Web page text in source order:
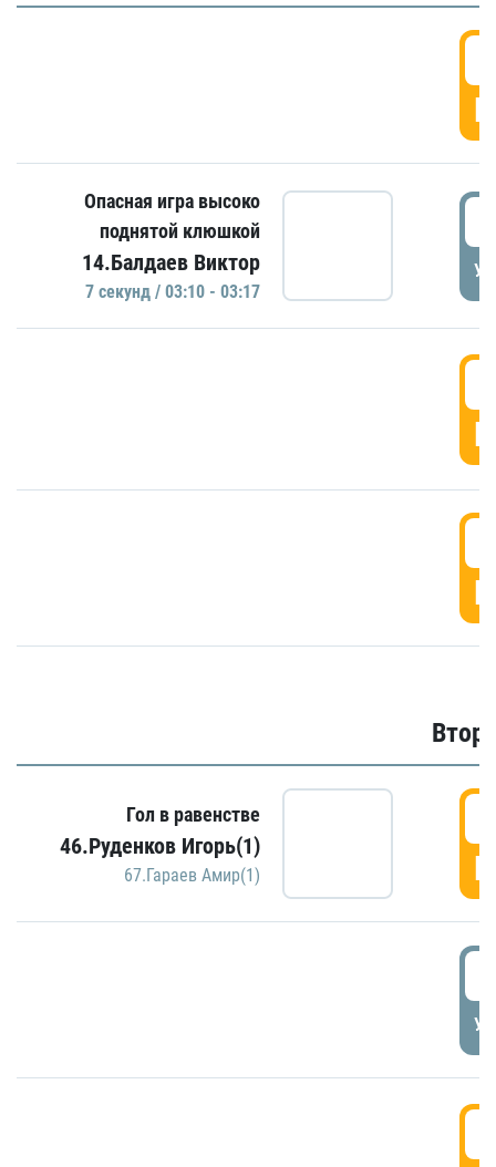
Опасная игра высоко
поднятой клюшкой
14.Балдаев Виктор
7 секунд / 03:10 - 03:17
Гол в равенстве
46.Руденков Игорь(1)
67.Гараев Амир(1)